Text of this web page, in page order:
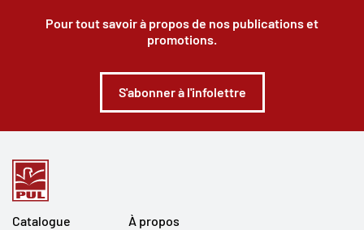
Pour tout savoir à propos de nos publications et
promotions.
S'abonner à l'infolettre
Catalogue
À propos